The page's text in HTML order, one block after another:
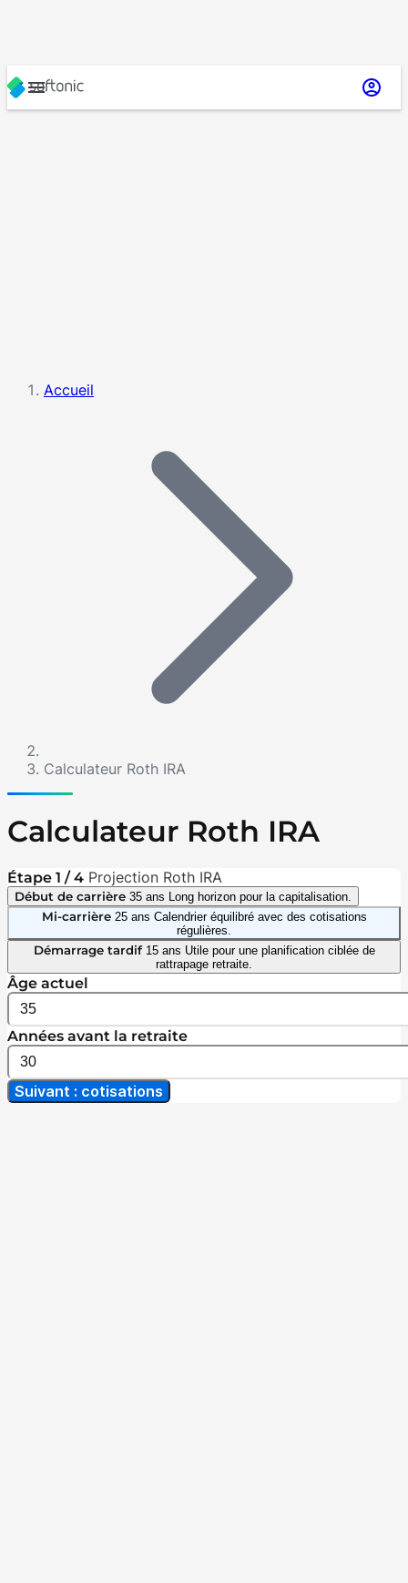
Accueil
Calculateur Roth IRA
Calculateur Roth IRA
Étape 1 / 4 Projection Roth IRA
Début de carrière 35 ans Long horizon pour la capitalisation.
Mi-carrière 25 ans Calendrier équilibré avec des cotisations
régulières.
Démarrage tardif 15 ans Utile pour une planification ciblée de
rattrapage retraite.
Âge actuel
Années avant la retraite
Suivant : cotisations